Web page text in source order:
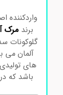
واردکننده
برندمرک
گلوکونات سدیم
آلمان می
های تولیدی
باشد که در